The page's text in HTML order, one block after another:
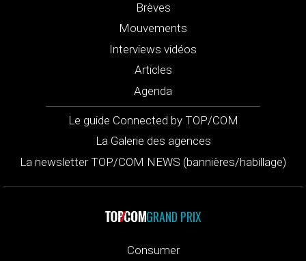
Brèves
Mouvements
Interviews vidéos
Articles
Agenda
Le guide Connected by TOP/COM
La Galerie des agences
La newsletter TOP/COM NEWS (bannières/habillage)
GRAND PRIX
Consumer